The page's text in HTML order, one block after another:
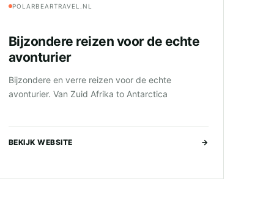
POLARBEARTRAVEL.NL
Bijzondere reizen voor de echte
avonturier
Bijzondere en verre reizen voor de echte
avonturier. Van Zuid Afrika to Antarctica
BEKIJK WEBSITE →